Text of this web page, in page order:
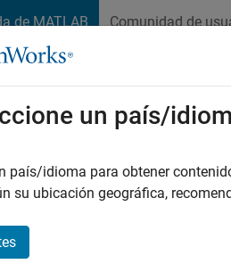
de MATLAB Comunidad de
un país/
país/idioma para obtener
su ubicación geográfica,